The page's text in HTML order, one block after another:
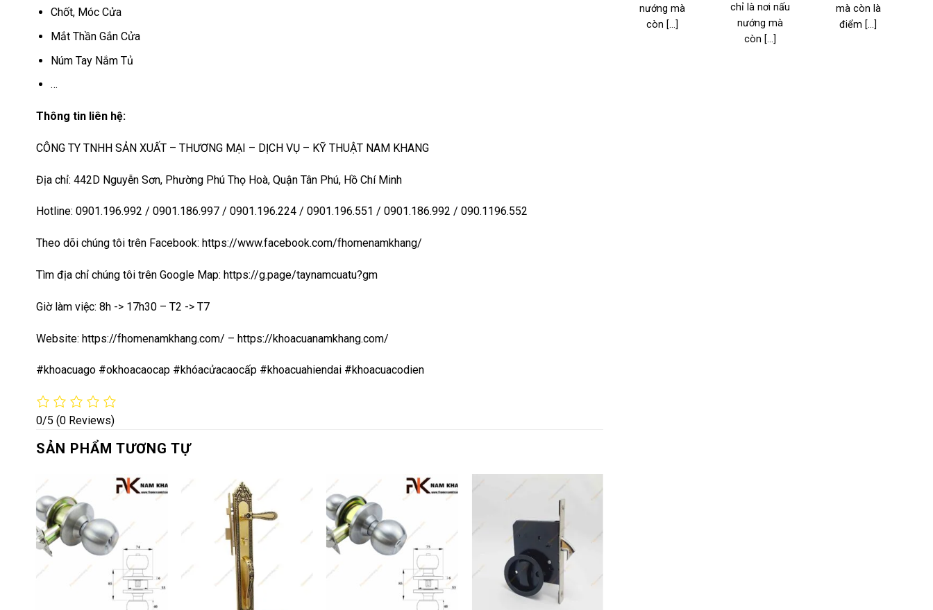
Chốt, Móc Cửa
Mắt Thần Gắn Cửa
Núm Tay Nắm Tủ
…
Thông tin liên hệ:
CÔNG TY TNHH SẢN XUẤT – THƯƠNG MẠI – DỊCH VỤ – KỸ THUẬT NAM KHANG
Địa chỉ: 442D Nguyễn Sơn, Phường Phú Thọ Hoà, Quận Tân Phú, Hồ Chí Minh
Hotline: 0901.196.992 / 0901.186.997 / 0901.196.224 / 0901.196.551 / 0901.186.992 / 090.1196.552
Theo dõi chúng tôi trên Facebook: https://www.facebook.com/fhomenamkhang/
Tìm địa chỉ chúng tôi trên Google Map: https://g.page/taynamcuatu?gm
Giờ làm việc: 8h -> 17h30 – T2 -> T7
Website: https://fhomenamkhang.com/ – https://khoacuanamkhang.com/
#khoacuago #okhoacaocap #khóacửacaocấp #khoacuahiendai #khoacuacodien
0/5 (0 Reviews)
SẢN PHẨM TƯƠNG TỰ
nướng mà
còn [...]
chỉ là nơi nấu
nướng mà
còn [...]
mà còn là
điểm [...]